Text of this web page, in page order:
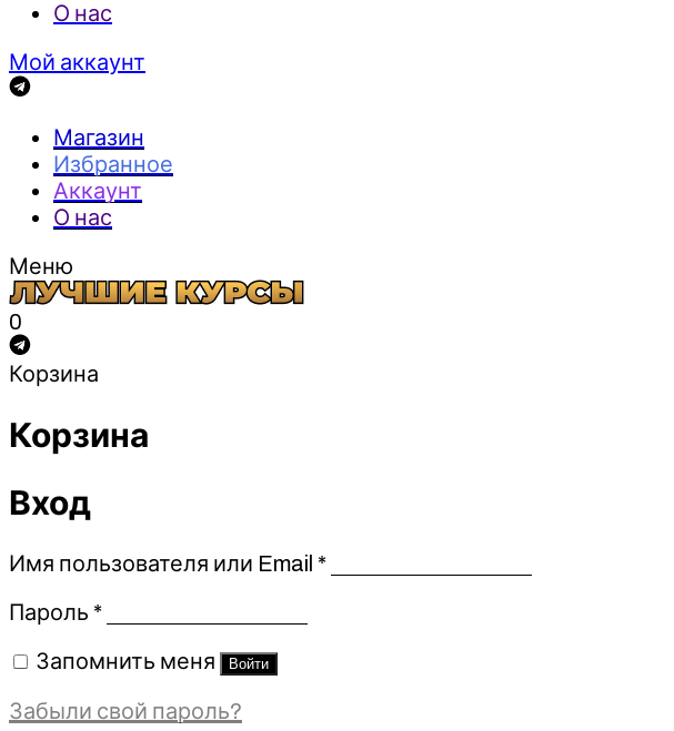
О нас
Мой аккаунт
Магазин
Избранное
Аккаунт
О нас
Меню
0
Корзина
Корзина
Вход
Имя пользователя или Email *Обязательно
Пароль *Обязательно
Запомнить меня Войти
Забыли свой пароль?